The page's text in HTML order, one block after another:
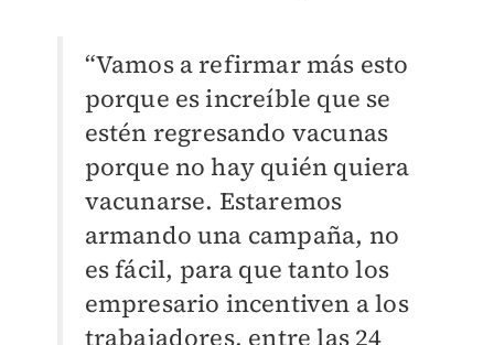
“Vamos a refirmar más esto
porque es increíble que se
estén regresando vacunas
porque no hay quién quiera
vacunarse. Estaremos
armando una campaña, no
es fácil, para que tanto los
empresario incentiven a los
trabajadores, entre las 24